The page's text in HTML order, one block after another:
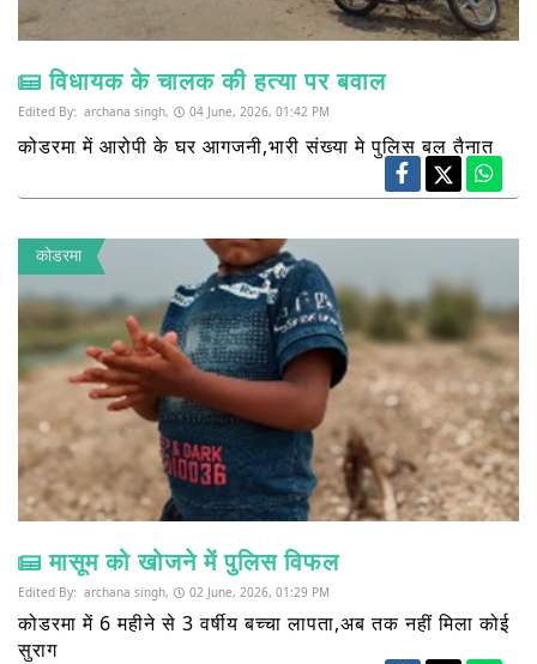
विधायक के चालक की हत्या पर बवाल
Edited By: archana singh, 04 June, 2026, 01:42 PM
कोडरमा में आरोपी के घर आगजनी,भारी संख्या मे पुलिस बल तैनात
कोडरमा
मासूम को खोजने में पुलिस विफल
Edited By: archana singh, 02 June, 2026, 01:29 PM
कोडरमा में 6 महीने से 3 वर्षीय बच्चा लापता,अब तक नहीं मिला कोई
सुराग